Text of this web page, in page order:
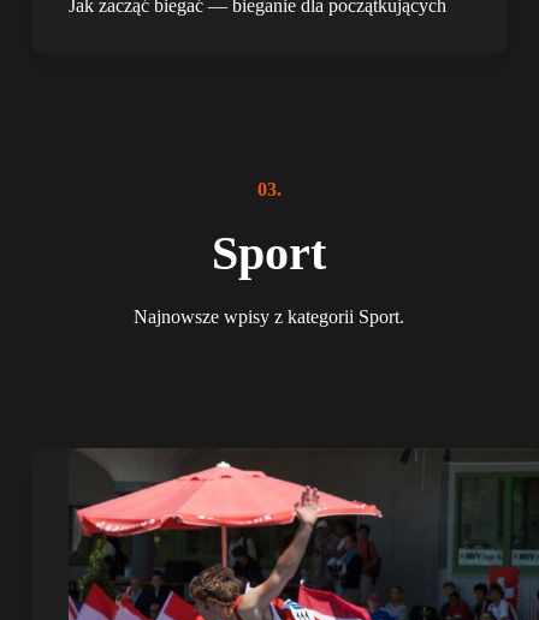
Jak zacząć biegać — bieganie dla początkujących
03.
Sport
Najnowsze wpisy z kategorii Sport.